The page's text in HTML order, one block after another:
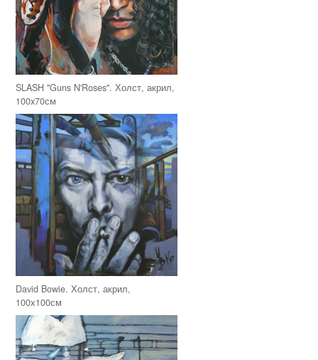
SLASH "Guns N'Roses". Холст, акрил,
100x70см
David Bowie. Холст, акрил,
100х100см